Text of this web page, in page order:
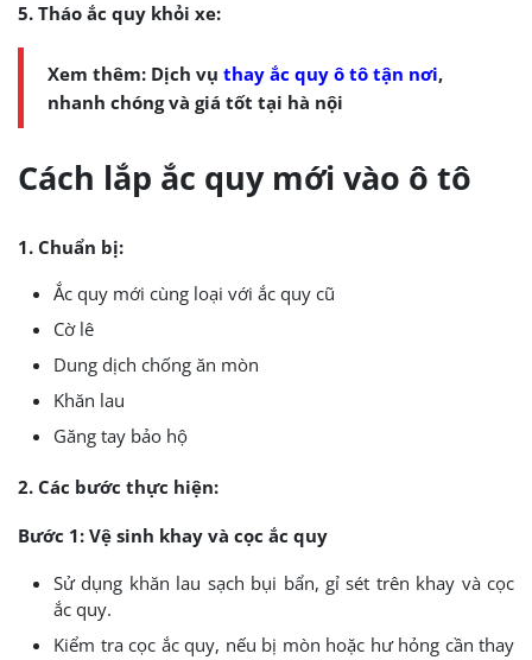
5. Tháo ắc quy khỏi xe:
Xem thêm: Dịch vụ thay ắc quy ô tô tận nơi,
nhanh chóng và giá tốt tại hà nội
Cách lắp ắc quy mới vào ô tô
1. Chuẩn bị:
Ắc quy mới cùng loại với ắc quy cũ
Cờ lê
Dung dịch chống ăn mòn
Khăn lau
Găng tay bảo hộ
2. Các bước thực hiện:
Bước 1: Vệ sinh khay và cọc ắc quy
Sử dụng khăn lau sạch bụi bẩn, gỉ sét trên khay và cọc
ắc quy.
Kiểm tra cọc ắc quy, nếu bị mòn hoặc hư hỏng cần thay